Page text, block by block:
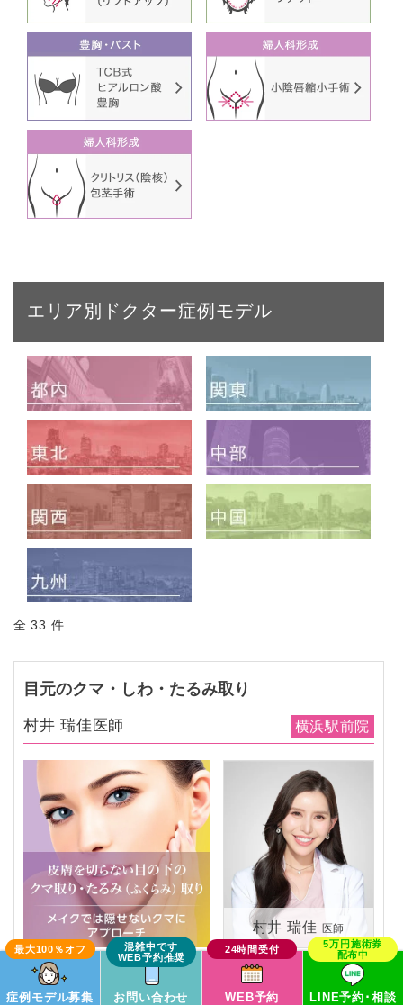
エリア別ドクター症例モデル
全 33 件
目元のクマ・しわ・たるみ取り
村井 瑞佳医師 横浜駅前院
村井 瑞佳 医師
この症例モデルで予約
症例モデル募集 お問い合わせ WEB予約 LINE予約･相談